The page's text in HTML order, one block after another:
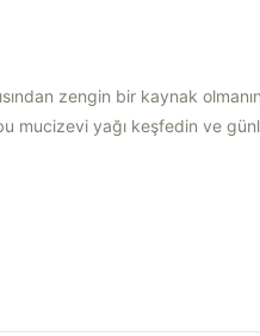
zengin bir kaynak
mucizevi yağı keşfedin ve